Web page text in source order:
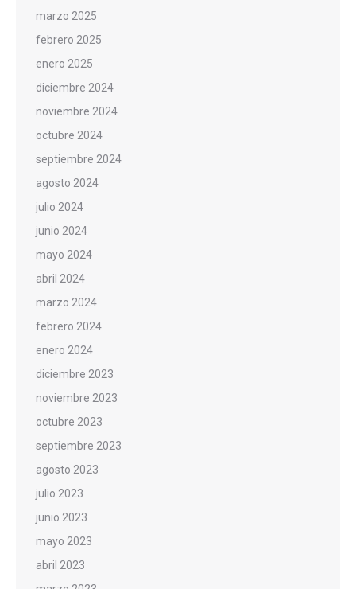
marzo 2025
febrero 2025
enero 2025
diciembre 2024
noviembre 2024
octubre 2024
septiembre 2024
agosto 2024
julio 2024
junio 2024
mayo 2024
abril 2024
marzo 2024
febrero 2024
enero 2024
diciembre 2023
noviembre 2023
octubre 2023
septiembre 2023
agosto 2023
julio 2023
junio 2023
mayo 2023
abril 2023